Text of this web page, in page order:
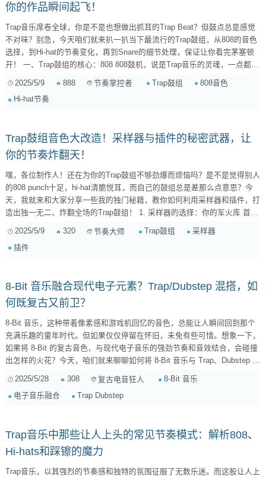
你的作品瞬间起飞！
Trap音乐席卷全球，你是不是也想做出抓耳的Trap Beat？但鼓点总是感觉
不对味？别急，今天咱们就来扒一扒当下最流行的Trap鼓组，从808的音色
选择，到Hi-hat的节奏变化，再到Snare的细节处理，保证让你看完茅塞顿
开！ 一、Trap鼓组的核心：808 808鼓机，说是Trap音乐的灵魂，一点都不
了，为什么别人的808听起来那么炸，你的却软弱无力？ 音色选择 ：别以
为随便一个808音色...
2025/5/9 888 节奏掌控者 Trap鼓组
808音色
Hi-hat节奏
Trap鼓组音色大改造！采样器与插件的秘密武器，让
你的节奏炸翻天！
嘿，各位制作人！还在为你的Trap鼓组不够劲爆而烦恼吗？是不是觉得别人
的808 punch十足，hi-hat清脆悦耳，而自己的鼓组总是差那么点意思？今
天，我就来和大家分享一些我的独门秘籍，教你如何利用采样器和插件，打
造出独一无二、炸翻全场的Trap鼓组！ 1. 采样器的选择：你的军火库 首
先，我们需要选择一个合适的采样器。采样器就像你的军火库，里面存放着
各种各样的鼓组素材，以及各种强大的音色处理工具。市面上有很多优秀的
采样器，比如Native Instruments Maschine、Ableton Drum Rack、Logic
2025/5/9 320 节奏大师 Trap鼓组
采样器
插件
8-Bit 音乐融合现代电子元素？Trap/Dubstep 混搭，如
何既复古又前卫？
8-Bit 音乐，这种带着像素感和游戏机回忆的音色，总能让人瞬间回到那个
充满乐趣的童年时代。但如果仅仅停留在怀旧，未免有些可惜。想象一下，
如果将 8-Bit 的复古音色，与现代电子音乐的强劲节奏和音效结合，会碰撞
出怎样的火花？今天，咱们就来聊聊如何将 8-Bit 音乐与 Trap、Dubstep 等
现代电子音乐元素巧妙融合，打造出既怀旧又前卫的独特音乐风格。 一、
点。8-Bit 音乐，顾名思义，指的是使用 8 位处理器芯片产生的音乐。由于
2025/5/28 308 复古电音狂人
8-Bit 音乐
电子音乐融合
Trap Dubstep
Trap音乐中那些让人上头的常见节奏模式：解析808、
Hi-hats和踩镲的魔力
Trap音乐，以其强烈的节奏感和独特的氛围征服了无数乐迷。而这股让人上